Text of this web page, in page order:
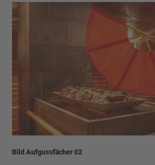
Bild Aufgussfächer 02